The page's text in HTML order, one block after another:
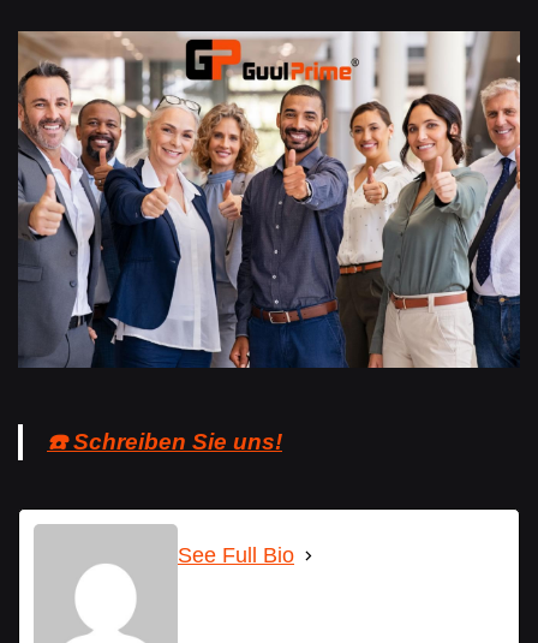
☎️ Schreiben Sie uns!
See Full Bio